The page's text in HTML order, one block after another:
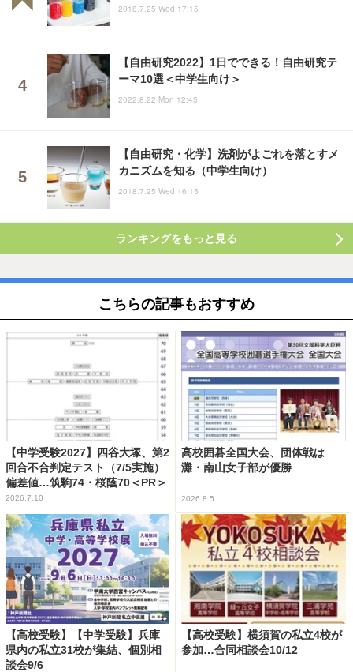
2018.7.25 Wed 17:15
【自由研究2022】1日でできる！自由研究テ
ーマ10選＜中学生向け＞
2022.8.22 Mon 12:45
【自由研究・化学】洗剤がよごれを落とすメ
カニズムを知る（中学生向け）
2018.7.25 Wed 16:15
ランキングをもっと見る
こちらの記事もおすすめ
【中学受験2027】四谷大塚、第2
回合不合判定テスト（7/5実施）
偏差値…筑駒74・桜蔭70＜PR＞
2026.7.10
高校囲碁全国大会、団体戦は
灘・南山女子部が優勝
2026.8.5
【高校受験】【中学受験】兵庫
県内の私立31校が集結、個別相
談会9/6
【高校受験】横須賀の私立4校が
参加…合同相談会10/12